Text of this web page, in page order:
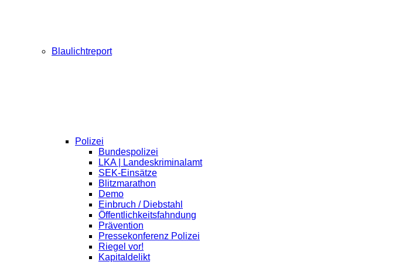
Blaulichtreport
Polizei
Bundespolizei
LKA | Landeskriminalamt
SEK-Einsätze
Blitzmarathon
Demo
Einbruch / Diebstahl
Öffentlichkeitsfahndung
Prävention
Pressekonferenz Polizei
Riegel vor!
Kapitaldelikt